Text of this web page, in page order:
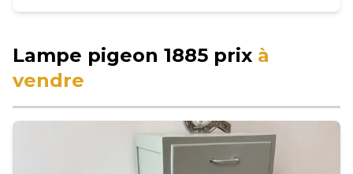
Lampe pigeon 1885 prix à
vendre